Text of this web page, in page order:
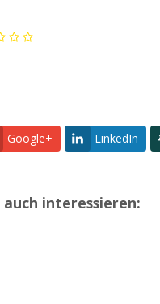
Google+ LinkedIn
interessieren: